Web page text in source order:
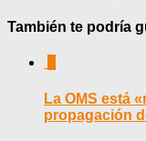
También te podría
La OMS está
propagación